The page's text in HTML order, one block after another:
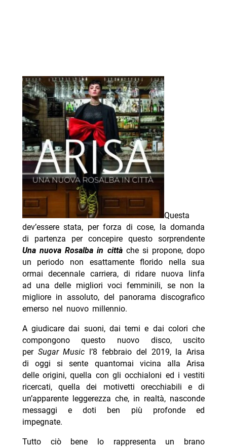
Questa
dev’essere stata, per forza di cose, la domanda
di partenza per concepire questo sorprendente
Una nuova Rosalba in città che si propone, dopo
un periodo non esattamente florido nella sua
ormai decennale carriera, di ridare nuova linfa
ad una delle migliori voci femminili, se non la
migliore in assoluto, del panorama discografico
emerso nel nuovo millennio.
A giudicare dai suoni, dai temi e dai colori che
compongono questo nuovo disco, uscito
per Sugar Music l’8 febbraio del 2019, la Arisa
di oggi si sente quantomai vicina alla Arisa
delle origini, quella con gli occhialoni ed i vestiti
ricercati, quella dei motivetti orecchiabili e di
un’apparente leggerezza che, in realtà, nasconde
messaggi e doti ben più profonde ed
impegnate.
Tutto ciò bene lo rappresenta un brano